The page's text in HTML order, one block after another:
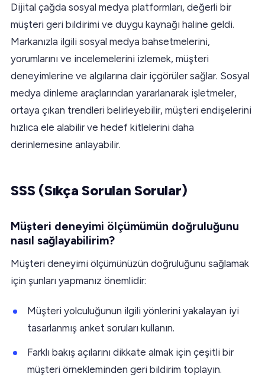
Dijital çağda sosyal medya platformları, değerli bir
müşteri geri bildirimi ve duygu kaynağı haline geldi.
Markanızla ilgili sosyal medya bahsetmelerini,
yorumlarını ve incelemelerini izlemek, müşteri
deneyimlerine ve algılarına dair içgörüler sağlar. Sosyal
medya dinleme araçlarından yararlanarak işletmeler,
ortaya çıkan trendleri belirleyebilir, müşteri endişelerini
hızlıca ele alabilir ve hedef kitlelerini daha
derinlemesine anlayabilir.
SSS (Sıkça Sorulan Sorular)
Müşteri deneyimi ölçümümün doğruluğunu
nasıl sağlayabilirim?
Müşteri deneyimi ölçümünüzün doğruluğunu sağlamak
için şunları yapmanız önemlidir:
Müşteri yolculuğunun ilgili yönlerini yakalayan iyi
tasarlanmış anket soruları kullanın.
Farklı bakış açılarını dikkate almak için çeşitli bir
müşteri örnekleminden geri bildirim toplayın.